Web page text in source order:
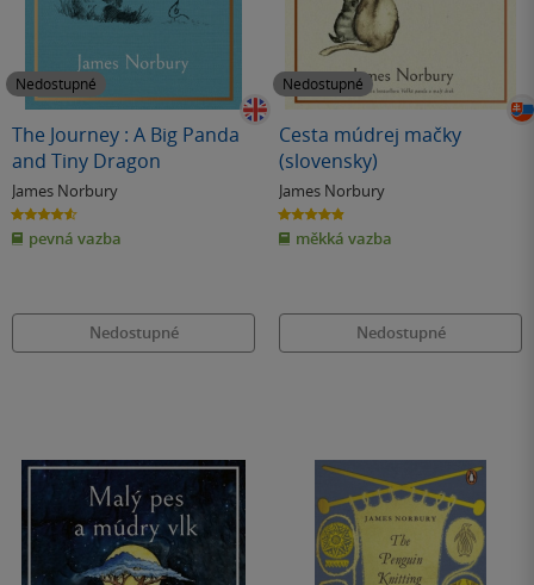
Nedostupné
The Journey : A Big Panda
and Tiny Dragon
James Norbury
4.6
z
5
hvězdiček
pevná vazba
Nedostupné
Nedostupné
Cesta múdrej mačky
(slovensky)
James Norbury
4.9
z
5
hvězdiček
měkká vazba
Nedostupné